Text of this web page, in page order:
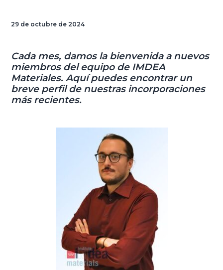
29 de octubre de 2024
Cada mes, damos la bienvenida a nuevos
miembros del equipo de IMDEA
Materiales. Aquí puedes encontrar un
breve perfil de nuestras incorporaciones
más recientes.